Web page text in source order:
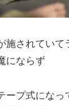
施されていて
にならず
ープ式になっ